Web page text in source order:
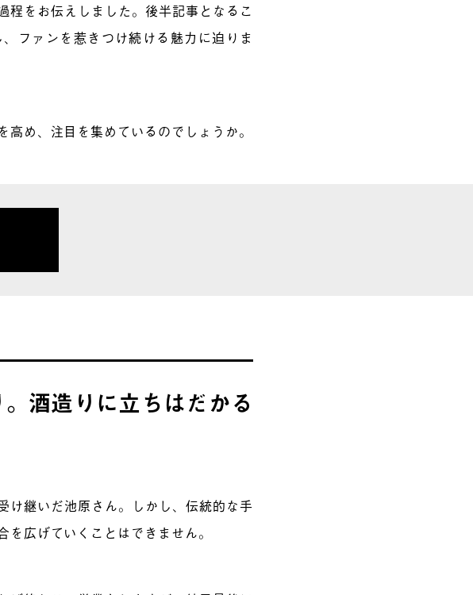
程をお伝えしました。後半記事となるこ
ファンを惹きつけ続ける魅力に迫りま
め、注目を集めているのでしょうか。
酒造りに立ちはだかる
け継いだ池原さん。しかし、伝統的な手
広げていくことはできません。